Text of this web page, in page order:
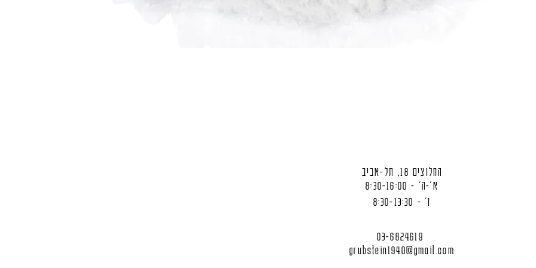
החלוצים 18, תל-אביב
א'-ה' - 8:30-16:00
ו' - 8:30-13:30
03-6824619
grubstein1940@gmail.com